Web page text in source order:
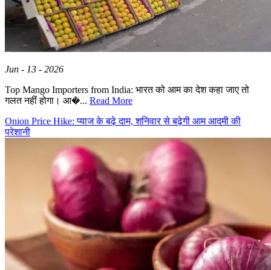
Jun - 13 - 2026
Top Mango Importers from India: भारत को आम का देश कहा जाए तो
गलत नहीं होगा। आ�... Read More
Onion Price Hike: प्याज के बढ़े दाम, शनिवार से बढ़ेगी आम आदमी की
परेशानी